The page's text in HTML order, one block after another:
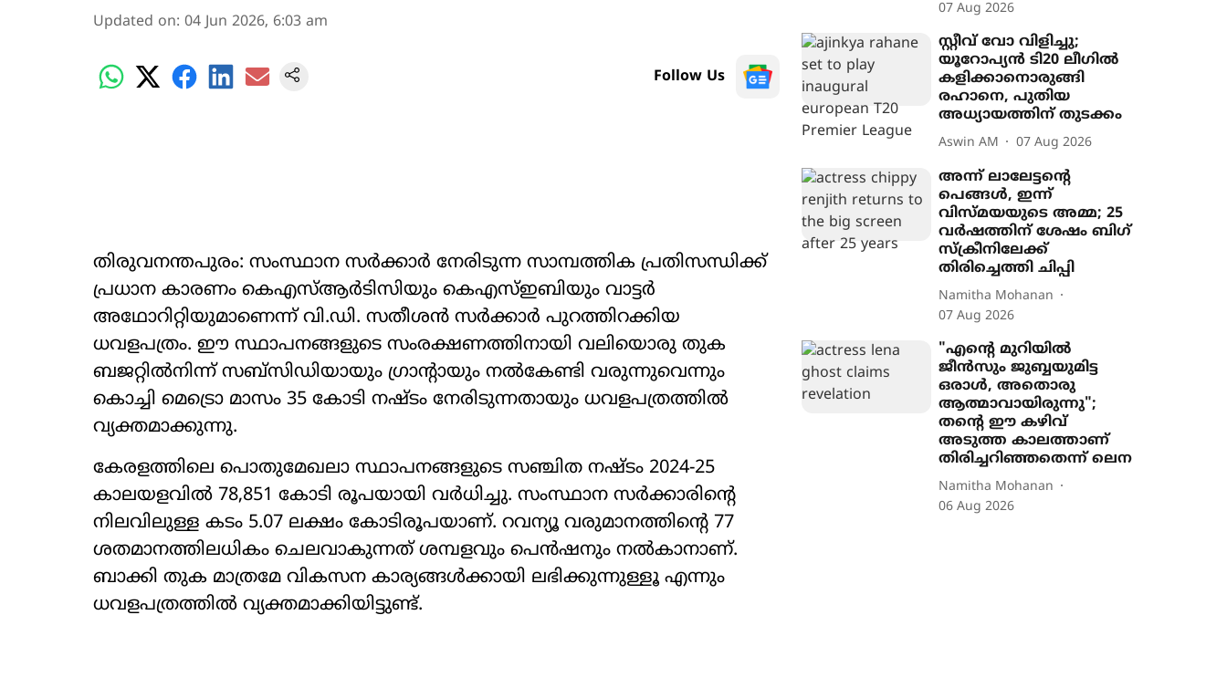
Updated on: 04 Jun 2026, 6:03 am
Follow Us
തിരുവനന്തപുരം: സംസ്ഥാന സർക്കാർ നേരിടുന്ന സാമ്പത്തിക പ്രതിസന്ധിക്ക്
പ്രധാന കാരണം കെഎസ്ആർടിസിയും കെഎസ്ഇബിയും വാട്ടർ
അഥോറിറ്റിയുമാണെന്ന് വി.ഡി. സതീശൻ സർക്കാർ പുറത്തിറക്കിയ
ധവളപത്രം. ഈ സ്ഥാപനങ്ങളുടെ സംരക്ഷണത്തിനായി വലിയൊരു തുക
ബജറ്റിൽനിന്ന് സബ്‌സിഡിയായും ഗ്രാന്‍റായും നൽകേണ്ടി വരുന്നുവെന്നും
കൊച്ചി മെട്രൊ മാസം 35 കോടി നഷ്ടം നേരിടുന്നതായും ധവളപത്രത്തിൽ
വ്യക്തമാക്കുന്നു.
കേരളത്തിലെ പൊതുമേഖലാ സ്ഥാപനങ്ങളുടെ സഞ്ചിത നഷ്ടം 2024-25
കാലയളവിൽ 78,851 കോടി രൂപയായി വർധിച്ചു. സംസ്ഥാന സർക്കാരിന്‍റെ
നിലവിലുള്ള കടം 5.07 ലക്ഷം കോടിരൂപയാണ്. റവന്യൂ വരുമാനത്തിന്‍റെ 77
ശതമാനത്തിലധികം ചെലവാകുന്നത് ശമ്പളവും പെൻഷനും നൽകാനാണ്.
ബാക്കി തുക മാത്രമേ വികസന കാര്യങ്ങൾക്കായി ലഭിക്കുന്നുള്ളൂ എന്നും
ധവളപത്രത്തിൽ വ്യക്തമാക്കിയിട്ടുണ്ട്.
07 Aug 2026
സ്റ്റീവ് വോ വിളിച്ചു;
യൂറോപ‍്യൻ ടി20 ലീഗിൽ
കളിക്കാനൊരുങ്ങി
രഹാനെ, പുതിയ
അധ‍്യായത്തിന് തുടക്കം
Aswin AM 07 Aug 2026
അന്ന് ലാലേട്ടന്‍റെ
പെങ്ങൾ, ഇന്ന്
വിസ്മയയുടെ അമ്മ; 25
വർഷത്തിന് ശേഷം ബിഗ്
സ്ക്രീനിലേക്ക്
തിരിച്ചെത്തി ചിപ്പി
Namitha Mohanan
07 Aug 2026
"എന്‍റെ മുറിയിൽ
ജീൻസും ജുബ്ബയുമിട്ട
ഒരാൾ, അതൊരു
ആത്മാവായിരുന്നു";
തന്‍റെ ഈ കഴിവ്
അടുത്ത കാലത്താണ്
തിരിച്ചറിഞ്ഞതെന്ന് ലെന
Namitha Mohanan
06 Aug 2026